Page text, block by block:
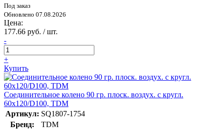
Под заказ
Обновлено 07.08.2026
Цена:
177.66 руб. / шт.
-
+
Купить
Соединительное колено 90 гр. плоск. воздух. с кругл.
60х120/D100, TDM
Артикул: SQ1807-1754
Бренд:
TDM